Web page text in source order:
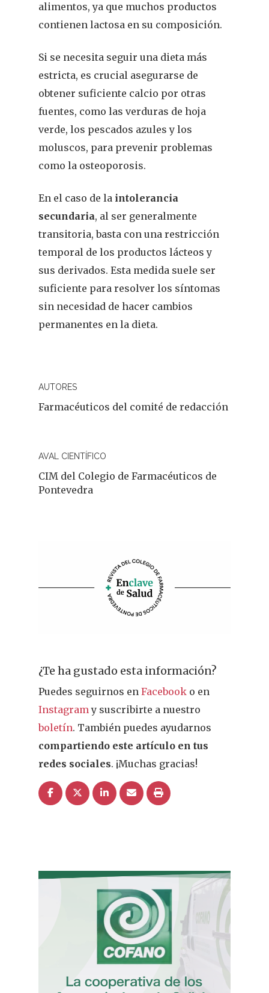
alimentos, ya que muchos productos
contienen lactosa en su composición.
Si se necesita seguir una dieta más
estricta, es crucial asegurarse de
obtener suficiente calcio por otras
fuentes, como las verduras de hoja
verde, los pescados azules y los
moluscos, para prevenir problemas
como la osteoporosis.
En el caso de la intolerancia
secundaria, al ser generalmente
transitoria, basta con una restricción
temporal de los productos lácteos y
sus derivados. Esta medida suele ser
suficiente para resolver los síntomas
sin necesidad de hacer cambios
permanentes en la dieta.
AUTORES
Farmacéuticos del comité de redacción
AVAL CIENTÍFICO
CIM del Colegio de Farmacéuticos de
Pontevedra
¿Te ha gustado esta información?
Puedes seguirnos enFacebook o en
Instagram y suscribirte a nuestro
boletín. También puedes ayudarnos
compartiendo este artículo en tus
redes sociales. ¡Muchas gracias!
REVISTA DEL COLEGIO DE
Cuídate
Actualidad
Infantil
I Jornada Gallega De
Dermofarmacia
Problemas
Salud
Nutrición